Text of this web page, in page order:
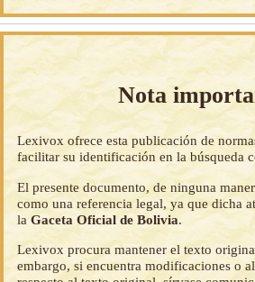
Nota
Lexivox ofrece esta publicación de
facilitar su identificación en la búsqueda
El presente documento, de ninguna
como una referencia legal, ya que dicha
laGaceta Oficial de Bolivia.
Lexivox procura mantener el texto
embargo, si encuentra modificaciones o